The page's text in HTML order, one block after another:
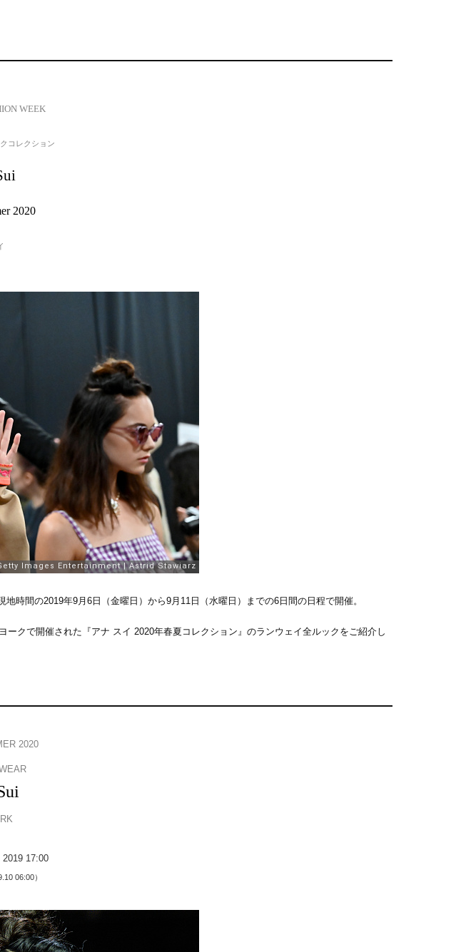
WEEK
コレクション
2020
時間の2019年9月6日（金曜日）から9月11日（水曜日）までの6日間の日程で開催。
クで開催された『アナ スイ 2020年春夏コレクション』のランウェイ全ルックをご紹介し
2020
17:00
06:00）